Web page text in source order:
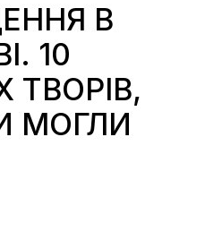
В
10
ТВОРІВ,
МОГЛИ